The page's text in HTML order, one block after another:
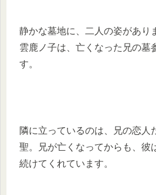
静かな墓地に、二人の姿があり
雲鹿ノ子は、亡くなった兄の墓
す。
隣に立っているのは、兄の恋人
聖。兄が亡くなってからも、彼
続けてくれています。